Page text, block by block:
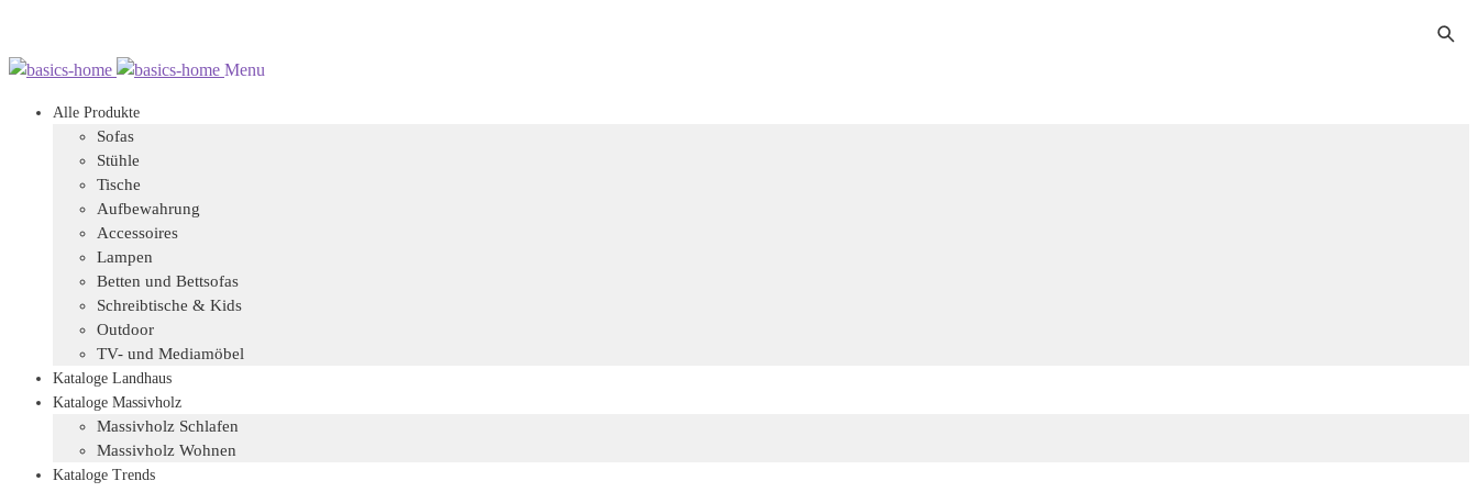
Zur
springen
Zum
springen
Menu
Alle Produkte
Sofas
Stühle
Tische
Aufbewahrung
Accessoires
Lampen
Betten und Bettsofas
Schreibtische & Kids
Outdoor
TV- und Mediamöbel
Kataloge Landhaus
Kataloge Massivholz
Massivholz Schlafen
Massivholz Wohnen
Kataloge Trends